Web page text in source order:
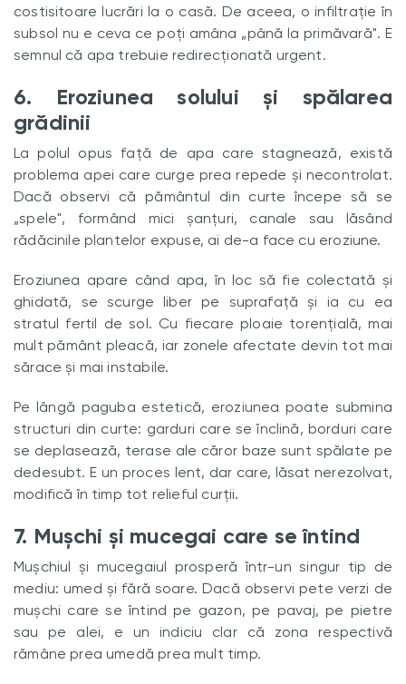
costisitoare lucrări la o casă. De aceea, o infiltrație în
subsol nu e ceva ce poți amâna „până la primăvară". E
semnul că apa trebuie redirecționată urgent.
6. Eroziunea solului și spălarea
grădinii
La polul opus față de apa care stagnează, există
problema apei care curge prea repede și necontrolat.
Dacă observi că pământul din curte începe să se
„spele", formând mici șanțuri, canale sau lăsând
rădăcinile plantelor expuse, ai de-a face cu eroziune.
Eroziunea apare când apa, în loc să fie colectată și
ghidată, se scurge liber pe suprafață și ia cu ea
stratul fertil de sol. Cu fiecare ploaie torențială, mai
mult pământ pleacă, iar zonele afectate devin tot mai
sărace și mai instabile.
Pe lângă paguba estetică, eroziunea poate submina
structuri din curte: garduri care se înclină, borduri care
se deplasează, terase ale căror baze sunt spălate pe
dedesubt. E un proces lent, dar care, lăsat nerezolvat,
modifică în timp tot relieful curții.
7. Mușchi și mucegai care se întind
Mușchiul și mucegaiul prosperă într-un singur tip de
mediu: umed și fără soare. Dacă observi pete verzi de
mușchi care se întind pe gazon, pe pavaj, pe pietre
sau pe alei, e un indiciu clar că zona respectivă
rămâne prea umedă prea mult timp.